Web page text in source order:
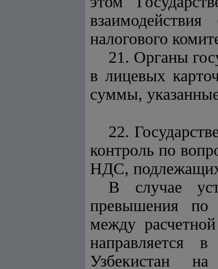
налогового
21. Органы
в лицевых
суммы,
22.
контроль по
НДС, подлежащих
В случае
превышения по
между
направляется
Узбекистан